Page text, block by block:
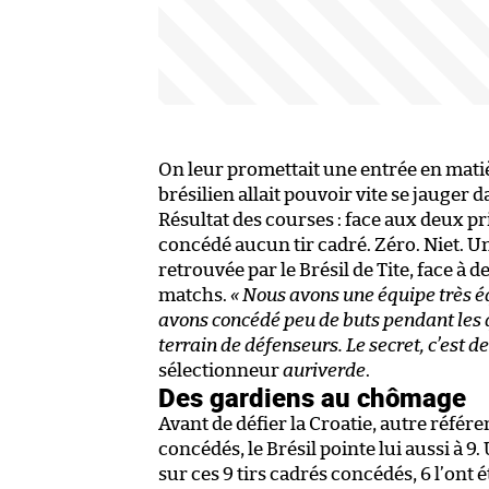
On leur promettait une entrée en
brésilien allait pouvoir vite se jauger
Résultat des courses : face aux deux
concédé aucun tir cadré. Zéro. Niet.
retrouvée par le Brésil de Tite, face à
matchs. « Nous avons une équipe très
avons concédé peu de buts pendant
terrain de défenseurs. Le secret, c’est
sélectionneurauriverde.
Des gardiens au chômage
Avant de défier la Croatie, autre
concédés, le Brésil pointe lui aussi à
sur ces 9 tirs cadrés concédés, 6